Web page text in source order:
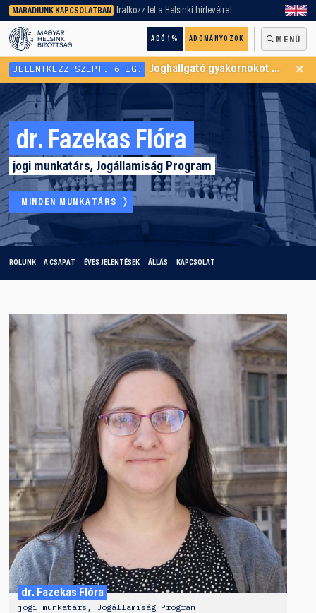
MARADJUNK KAPCSOLATBAN Iratkozz fel a Helsinki hírlevélre!
ADÓ 1% ADOMÁNYOZOK MENÜ
keresőnket!
JELENTKEZZ SZEPT. 6-IG! Joghallgató gyakornokot keresünk Menekültügyi Programunkba ×
dr. Fazekas Flóra
jogi munkatárs, Jogállamiság Program
MINDEN MUNKATÁRS
RÓLUNK A CSAPAT ÉVES JELENTÉSEK ÁLLÁS KAPCSOLAT
dr. Fazekas Flóra
jogi munkatárs, Jogállamiság Program